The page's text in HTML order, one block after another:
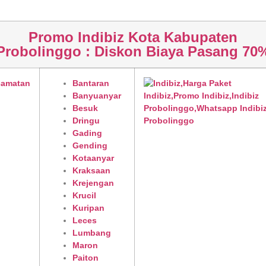
Promo Indibiz Kota Kabupaten
: Diskon Biaya Pasang
Bantaran
Banyuanyar
Besuk
Dringu
Gading
Gending
Kotaanyar
Kraksaan
Krejengan
Krucil
Kuripan
Leces
Lumbang
Maron
Paiton